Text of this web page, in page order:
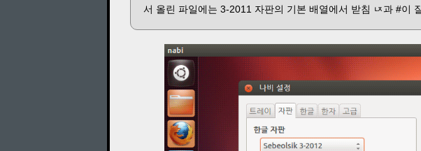
서 올린 파일에는 3-2011 자판의 기본 배열에서 받침 ㄵ과 #이